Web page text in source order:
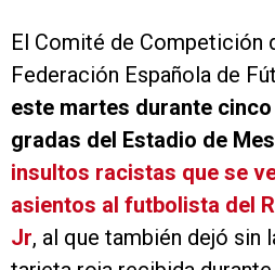
El Comité de Competición
Federación Española de
este martes durante
gradas del Estadio de
insultos racistas que se
asientos al futbolista del
Jr, al que también dejó sin